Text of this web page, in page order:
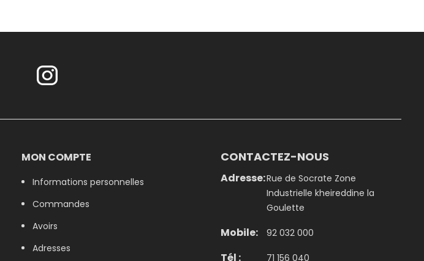
MON COMPTE
Informations personnelles
Commandes
Avoirs
Adresses
CONTACTEZ-NOUS
Adresse:Rue de Socrate Zone
Industrielle kheireddine la
Goulette
Mobile: 92 032 000
Tél : 71 156 040